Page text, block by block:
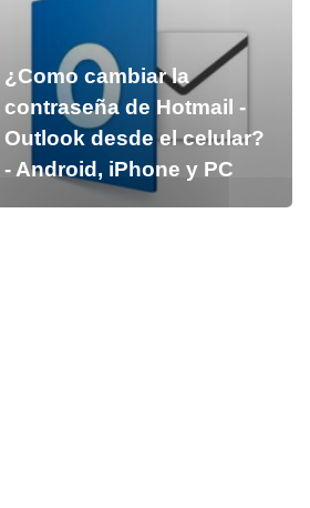
¿Como cambiar la
contraseña de Hotmail -
Outlook desde el celular?
- Android, iPhone y PC